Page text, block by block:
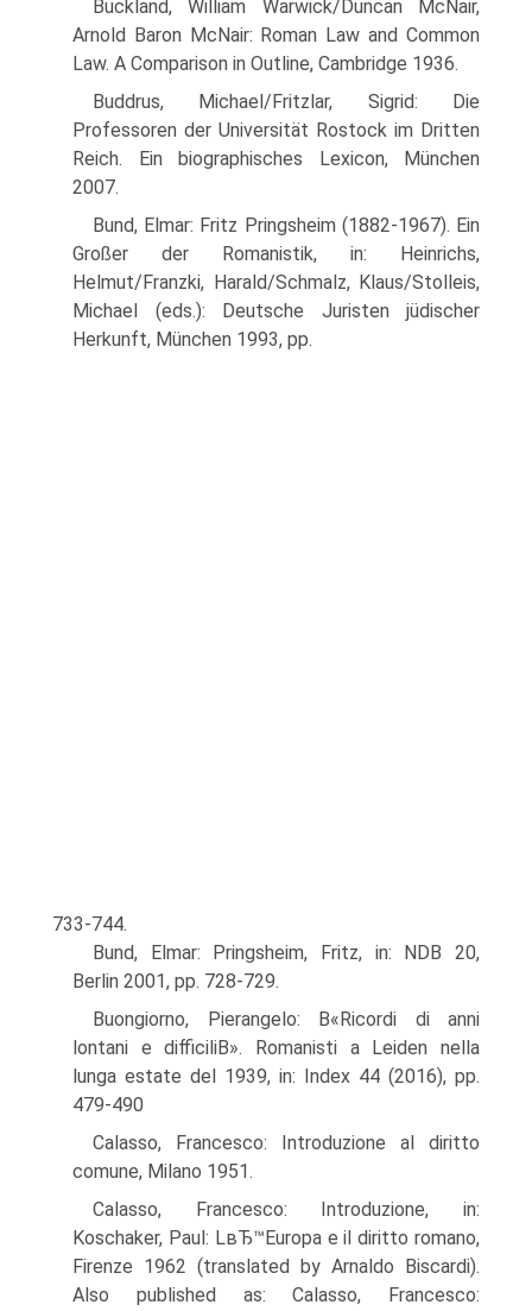
Buckland, William Warwick/Duncan McNair,
Arnold Baron McNair: Roman Law and Common
Law. A Comparison in Outline, Cambridge 1936.
Buddrus, Michael/Fritzlar, Sigrid: Die
Professoren der Universität Rostock im Dritten
Reich. Ein biographisches Lexicon, München
2007.
Bund, Elmar: Fritz Pringsheim (1882-1967). Ein
Großer der Romanistik, in: Heinrichs,
Helmut/Franzki, Harald/Schmalz, Klaus/Stolleis,
Michael (eds.): Deutsche Juristen jüdischer
Herkunft, München 1993, pp.
733-744.
Bund, Elmar: Pringsheim, Fritz, in: NDB 20,
Berlin 2001, pp. 728-729.
Buongiorno, Pierangelo: В«Ricordi di anni
lontani e difficiliВ». Romanisti a Leiden nella
lunga estate del 1939, in: Index 44 (2016), pp.
479-490
Calasso, Francesco: Introduzione al diritto
comune, Milano 1951.
Calasso, Francesco: Introduzione, in:
Koschaker, Paul: LвЂ™Europa e il diritto romano,
Firenze 1962 (translated by Arnaldo Biscardi).
Also published as: Calasso, Francesco: